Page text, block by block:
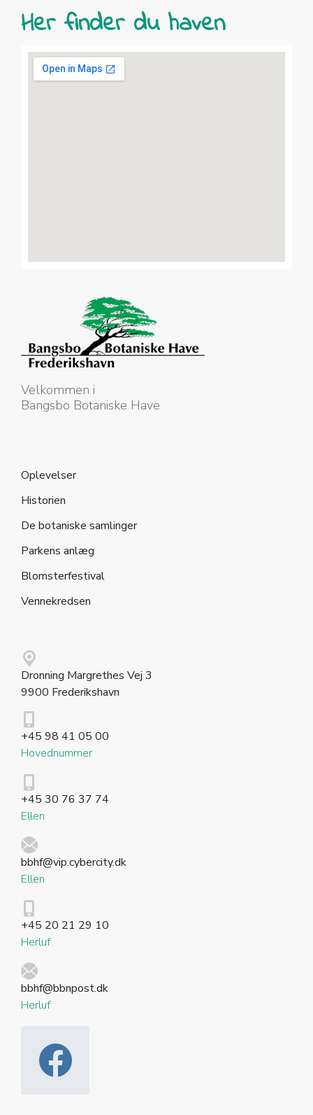
Her finder du haven
Velkommen i
Bangsbo Botaniske Have
Oplevelser
Historien
De botaniske samlinger
Parkens anlæg
Blomsterfestival
Vennekredsen
Dronning Margrethes Vej 3
9900 Frederikshavn
+45 98 41 05 00
Hovednummer
+45 30 76 37 74
Ellen
bbhf@vip.cybercity.dk
Ellen
+45 20 21 29 10
Herluf
bbhf@bbnpost.dk
Herluf